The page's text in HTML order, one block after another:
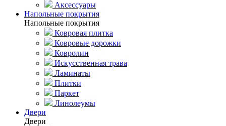
Аксессуары
Напольные покрытия
Напольные покрытия
Ковровая плитка
Ковровые дорожки
Ковролин
Искусственная трава
Ламинаты
Плитки
Паркет
Линолеумы
Двери
Двери